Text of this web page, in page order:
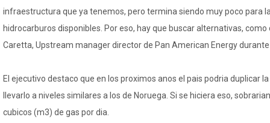
infraestructura que ya tenemos, pero termina siendo muy poco para
hidrocarburos disponibles. Por eso, hay que buscar alternativas, como
Caretta, Upstream manager director de Pan American Energy
El ejecutivo destaco que en los proximos anos el pais podria duplicar
llevarlo a niveles similares a los de Noruega. Si se hiciera eso,
cubicos (m3) de gas por dia.